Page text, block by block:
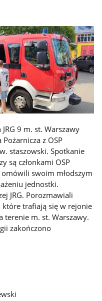
9 m. st. Warszawy
z OSP
staszowski. Spotkanie
są członkami OSP
swoim młodszym
jednostki.
JRG. Porozmawiali
trafiają się w rejonie
terenie m. st. Warszawy.
zakończono